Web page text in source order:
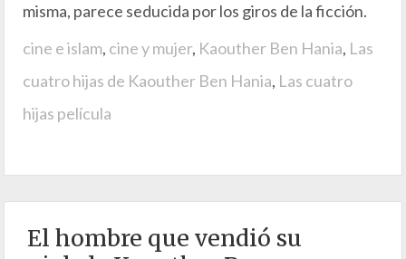
misma, parece seducida por los giros de la ficción.
cine e islam, cine y mujer, Kaouther Ben Hania, Las
cuatro hijas de Kaouther Ben Hania, Las cuatro
hijas película
El hombre que vendió su